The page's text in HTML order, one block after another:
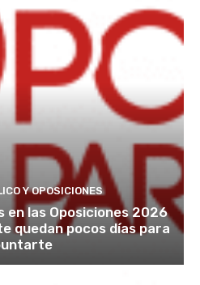
Y OPOSICIONES
en las Oposiciones 2026
quedan pocos días para